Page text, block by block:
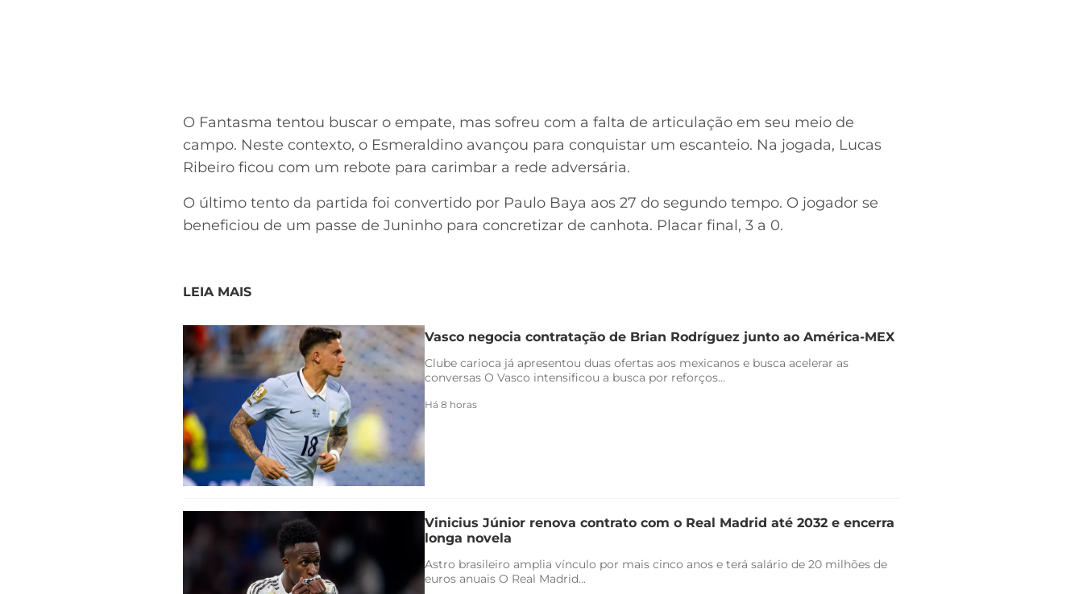
O Fantasma tentou buscar o empate, mas sofreu com a falta de articulação em seu meio de
campo. Neste contexto, o Esmeraldino avançou para conquistar um escanteio. Na jogada, Lucas
Ribeiro ficou com um rebote para carimbar a rede adversária.
O último tento da partida foi convertido por Paulo Baya aos 27 do segundo tempo. O jogador se
beneficiou de um passe de Juninho para concretizar de canhota. Placar final, 3 a 0.
LEIA MAIS
Vasco negocia contratação de Brian Rodríguez junto ao América-MEX
Clube carioca já apresentou duas ofertas aos mexicanos e busca acelerar as
conversas O Vasco intensificou a busca por reforços...
Há 8 horas
Vinicius Júnior renova contrato com o Real Madrid até 2032 e encerra
longa novela
Astro brasileiro amplia vínculo por mais cinco anos e terá salário de 20 milhões de
euros anuais O Real Madrid...